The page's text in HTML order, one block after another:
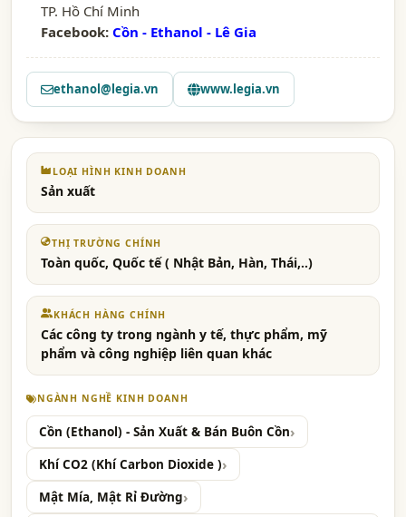
TP. Hồ Chí Minh
Facebook: Cồn - Ethanol - Lê Gia
ethanol@legia.vn www.legia.vn
LOẠI HÌNH KINH DOANH
Sản xuất
THỊ TRƯỜNG CHÍNH
Toàn quốc, Quốc tế ( Nhật Bản, Hàn, Thái,..)
KHÁCH HÀNG CHÍNH
Các công ty trong ngành y tế, thực phẩm, mỹ
phẩm và công nghiệp liên quan khác
NGÀNH NGHỀ KINH DOANH
Cồn (Ethanol) - Sản Xuất & Bán Buôn Cồn
Khí CO2 (Khí Carbon Dioxide )
Mật Mía, Mật Rỉ Đường